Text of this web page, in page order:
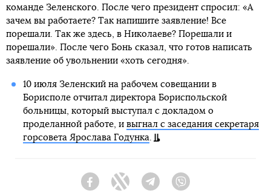
команде Зеленского. После чего президент спросил: «А
зачем вы работаете? Так напишите заявление! Все
порешали. Так же здесь, в Николаеве? Порешали и
порешали». После чего Бонь сказал, что готов написать
заявление об увольнении «хоть сегодня».
10 июля Зеленский на рабочем совещании в
Борисполе отчитал директора Бориспольской
больницы, который выступал с докладом о
проделанной работе, и выгнал с заседания секретаря
горсовета Ярослава Годунка.
FacebookTwitter Telegram